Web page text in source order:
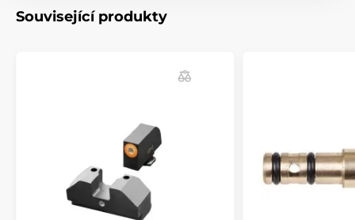
Jednoduchý návod pro montáž mířidel v Angličtině
Související produkty